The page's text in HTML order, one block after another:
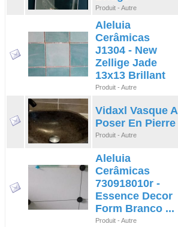
Produit - Autre
Aleluia
Cerâmicas
J1304 - New
Zellige Jade
13x13 Brillant
Produit - Autre
Vidaxl Vasque A
Poser En Pierre
Produit - Autre
Aleluia
Cerâmicas
730918010r -
Essence Decor
Form Branco ...
Produit - Autre